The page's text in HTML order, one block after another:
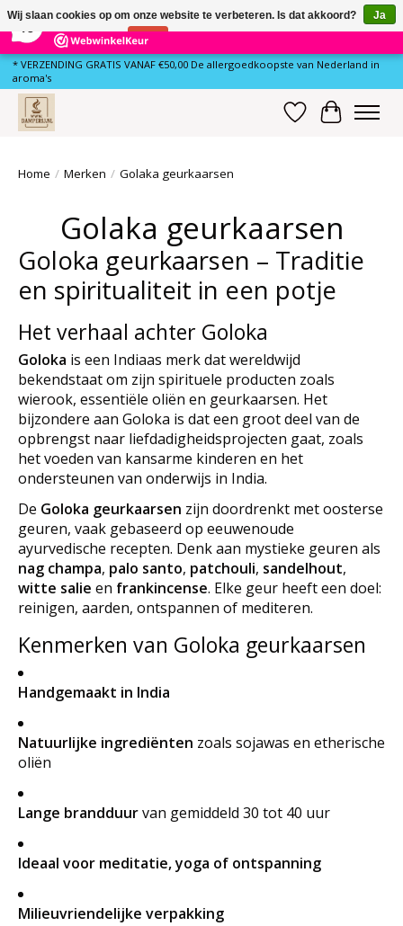
80 Reviews ×
* VERZENDING GRATIS VANAF €50,00 De allergoedkoopste van Nederland in
aroma's
Verlanglijst
Home / Merken / Golaka geurkaarsen
Golaka geurkaarsen
Goloka geurkaarsen – Traditie
en spiritualiteit in een potje
Het verhaal achter Goloka
Goloka is een Indiaas merk dat wereldwijd
bekendstaat om zijn spirituele producten zoals
wierook, essentiële oliën en geurkaarsen. Het
bijzondere aan Goloka is dat een groot deel van de
opbrengst naar liefdadigheidsprojecten gaat, zoals
het voeden van kansarme kinderen en het
ondersteunen van onderwijs in India.
De Goloka geurkaarsen zijn doordrenkt met oosterse
geuren, vaak gebaseerd op eeuwenoude
ayurvedische recepten. Denk aan mystieke geuren als
nag champa, palo santo, patchouli, sandelhout,
witte salie en frankincense. Elke geur heeft een doel:
reinigen, aarden, ontspannen of mediteren.
Kenmerken van Goloka geurkaarsen
Handgemaakt in India
Natuurlijke ingrediënten zoals sojawas en etherische
oliën
Lange brandduurvan gemiddeld 30 tot 40 uur
Ideaal voor meditatie, yoga of ontspanning
Milieuvriendelijke verpakking
Wij slaan cookies op om onze website te verbeteren. Is dat akkoord?
Ja
Nee